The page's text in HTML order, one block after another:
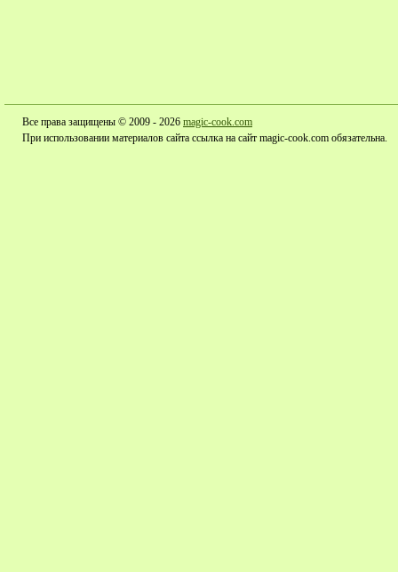
Все права защищены © 2009 - 2026 magic-cook.com
При использовании материалов сайта ссылка на сайт magic-cook.com обязательна.